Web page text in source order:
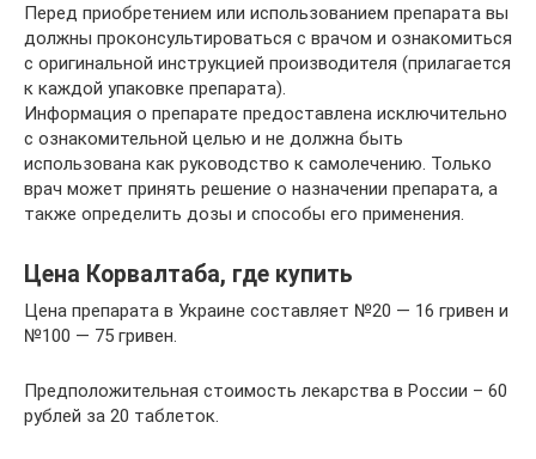
Перед приобретением или использованием препарата вы
должны проконсультироваться с врачом и ознакомиться
с оригинальной инструкцией производителя (прилагается
к каждой упаковке препарата).
Информация о препарате предоставлена исключительно
с ознакомительной целью и не должна быть
использована как руководство к самолечению. Только
врач может принять решение о назначении препарата, а
также определить дозы и способы его применения.
Цена Корвалтаба, где купить
Цена препарата в Украине составляет №20 — 16 гривен и
№100 — 75 гривен.
Предположительная стоимость лекарства в России – 60
рублей за 20 таблеток.